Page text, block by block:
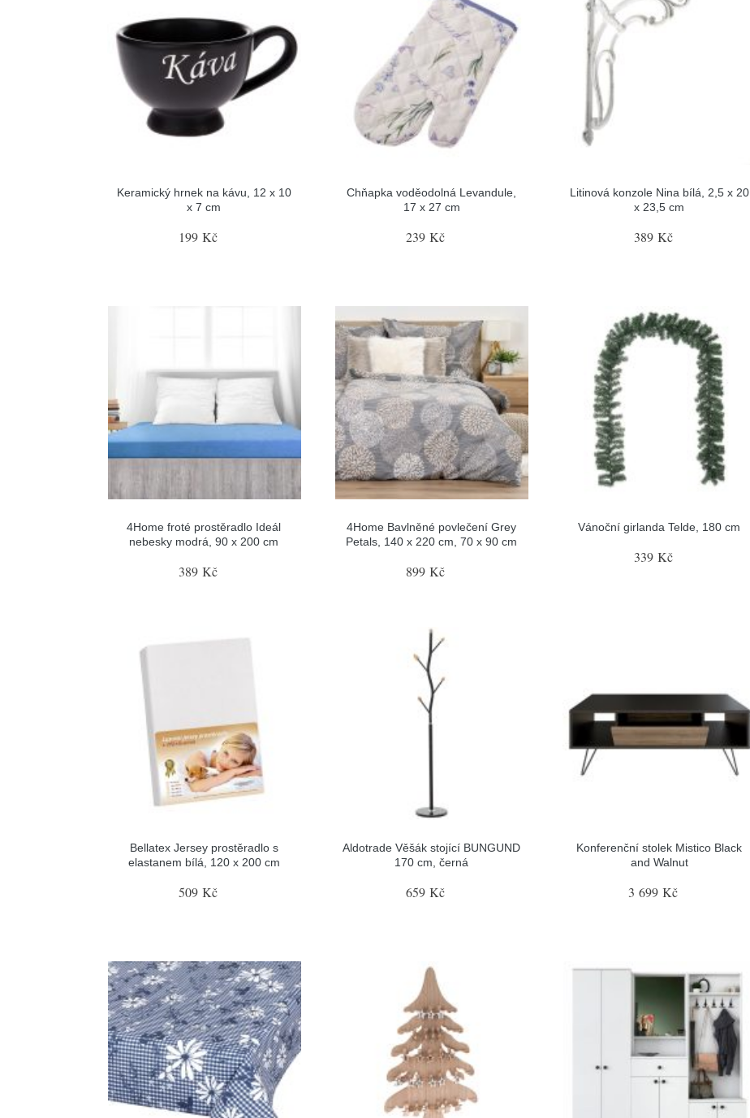
Keramický hrnek na kávu, 12 x 10
x 7 cm
199 Kč
Chňapka voděodolná Levandule,
17 x 27 cm
239 Kč
Litinová konzole Nina bílá, 2,5 x 20
x 23,5 cm
389 Kč
4Home froté prostěradlo Ideál
nebesky modrá, 90 x 200 cm
389 Kč
4Home Bavlněné povlečení Grey
Petals, 140 x 220 cm, 70 x 90 cm
899 Kč
Vánoční girlanda Telde, 180 cm
339 Kč
Bellatex Jersey prostěradlo s
elastanem bílá, 120 x 200 cm
509 Kč
Aldotrade Věšák stojící BUNGUND
170 cm, černá
659 Kč
Konferenční stolek Mistico Black
and Walnut
3 699 Kč